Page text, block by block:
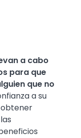
a cabo
para que
que no
a su